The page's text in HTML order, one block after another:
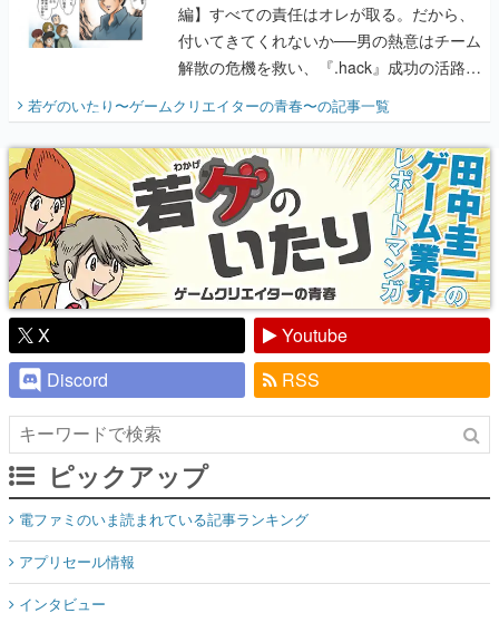
編】すべての責任はオレが取る。だから、
付いてきてくれないか──男の熱意はチーム
解散の危機を救い、『.hack』成功の活路を
『少年ジャンプ』色だった【若ゲのいた
り】
若ゲのいたり〜ゲームクリエイターの青春〜の記事一覧
X
Youtube
Discord
RSS
ピックアップ
電ファミのいま読まれている記事ランキング
アプリセール情報
インタビュー